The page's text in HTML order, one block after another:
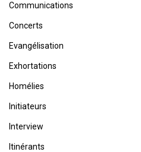
Communications
Concerts
Evangélisation
Exhortations
Homélies
Initiateurs
Interview
Itinérants